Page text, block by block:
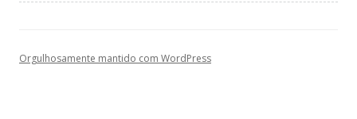
Orgulhosamente mantido com WordPress